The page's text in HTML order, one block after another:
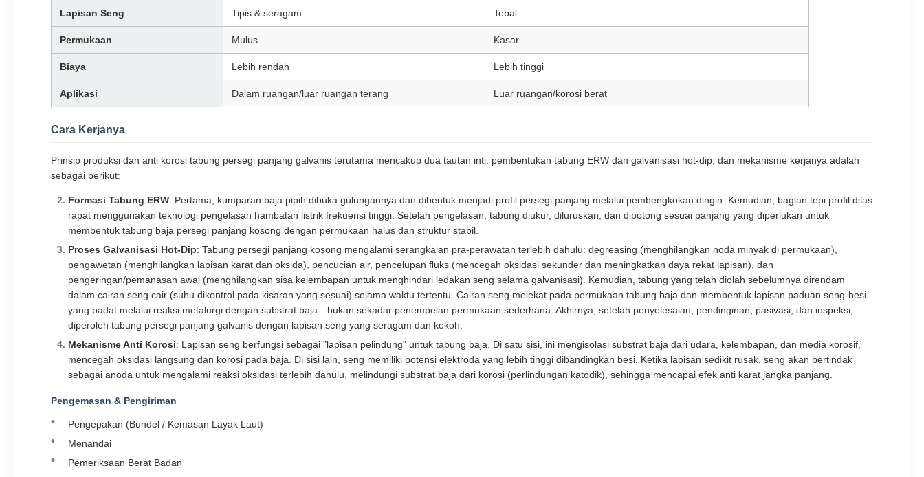
Lapisan Seng Tipis & seragam Tebal
Permukaan Mulus Kasar
Biaya Lebih rendah Lebih tinggi
Aplikasi Dalam ruangan/luar ruangan terang Luar ruangan/korosi berat
Cara Kerjanya
Prinsip produksi dan anti korosi tabung persegi panjang galvanis terutama mencakup dua tautan inti: pembentukan tabung ERW dan galvanisasi hot-dip, dan mekanisme kerjanya adalah
sebagai berikut:
Formasi Tabung ERW: Pertama, kumparan baja pipih dibuka gulungannya dan dibentuk menjadi profil persegi panjang melalui pembengkokan dingin. Kemudian, bagian tepi profil dilas
rapat menggunakan teknologi pengelasan hambatan listrik frekuensi tinggi. Setelah pengelasan, tabung diukur, diluruskan, dan dipotong sesuai panjang yang diperlukan untuk
membentuk tabung baja persegi panjang kosong dengan permukaan halus dan struktur stabil.
Proses Galvanisasi Hot-Dip: Tabung persegi panjang kosong mengalami serangkaian pra-perawatan terlebih dahulu: degreasing (menghilangkan noda minyak di permukaan),
pengawetan (menghilangkan lapisan karat dan oksida), pencucian air, pencelupan fluks (mencegah oksidasi sekunder dan meningkatkan daya rekat lapisan), dan
pengeringan/pemanasan awal (menghilangkan sisa kelembapan untuk menghindari ledakan seng selama galvanisasi). Kemudian, tabung yang telah diolah sebelumnya direndam
dalam cairan seng cair (suhu dikontrol pada kisaran yang sesuai) selama waktu tertentu. Cairan seng melekat pada permukaan tabung baja dan membentuk lapisan paduan seng-besi
yang padat melalui reaksi metalurgi dengan substrat baja—bukan sekadar penempelan permukaan sederhana. Akhirnya, setelah penyelesaian, pendinginan, pasivasi, dan inspeksi,
diperoleh tabung persegi panjang galvanis dengan lapisan seng yang seragam dan kokoh.
Mekanisme Anti Korosi: Lapisan seng berfungsi sebagai "lapisan pelindung" untuk tabung baja. Di satu sisi, ini mengisolasi substrat baja dari udara, kelembapan, dan media korosif,
mencegah oksidasi langsung dan korosi pada baja. Di sisi lain, seng memiliki potensi elektroda yang lebih tinggi dibandingkan besi. Ketika lapisan sedikit rusak, seng akan bertindak
sebagai anoda untuk mengalami reaksi oksidasi terlebih dahulu, melindungi substrat baja dari korosi (perlindungan katodik), sehingga mencapai efek anti karat jangka panjang.
Pengemasan & Pengiriman
Pengepakan (Bundel / Kemasan Layak Laut)
Menandai
Pemeriksaan Berat Badan